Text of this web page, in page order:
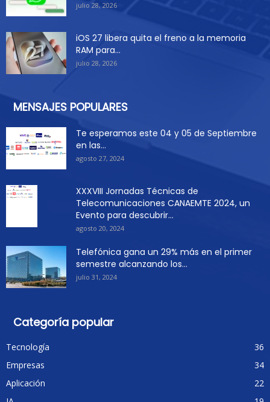
julio 28, 2026
iOS 27 libera quita el freno a la memoria
RAM para...
julio 28, 2026
MENSAJES POPULARES
Te esperamos este 04 y 05 de Septiembre
en las...
agosto 27, 2024
XXXVIII Jornadas Técnicas de
Telecomunicaciones CANAEMTE 2024, un
Evento para descubrir...
agosto 20, 2024
Telefónica gana un 29% más en el primer
semestre alcanzando los...
julio 31, 2024
Categoría popular
Tecnología
36
Empresas
34
Aplicación
22